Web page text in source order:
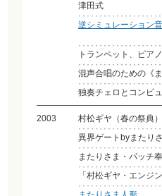
津田式
逆シミュレーション
トランペット、ピア
混声合唱のための
独奏チェロとコンピ
2003
村松ギヤ（春の祭典）
異界ゲートbyまたり
またりさま・パッチ
「村松ギヤ・エンジ